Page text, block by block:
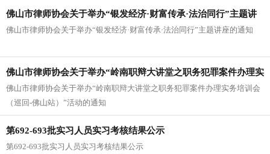
佛山市律师协会关于举办“银发经济·财富传承·法治同行”主题讲
座的通知
佛山市律师协会关于举办“银发经济·财富传承·法治同行”主题讲座的通知
佛山市律师协会关于举办“岭南职辩大讲堂之职务犯罪案件办理实
务培训会（巡回-佛山站）”活动的通知
佛山市律师协会关于举办“岭南职辩大讲堂之职务犯罪案件办理实务培训会
（巡回-佛山站）”活动的通知
第692-693批实习人员实习考核结果公示
第692-693批实习人员实习考核结果公示